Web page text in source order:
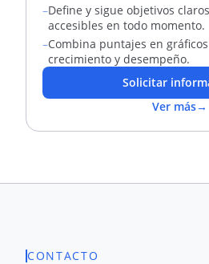
–Define y sigue objetivos
accesibles en todo momento.
–Combina puntajes en
crecimiento y desempeño.
Solicitar
Ver más→
CONTACTO